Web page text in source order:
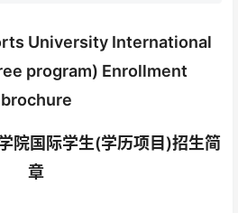
University International
program) Enrollment
brochure
院国际学生(学历项目)招生简
章